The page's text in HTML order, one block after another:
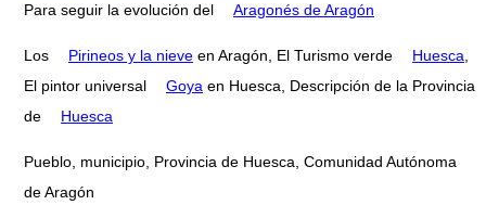
Para seguir la evolución del
Aragonés de Aragón
Los Pirineos y la nieve en Aragón, El Turismo verde Huesca,
El pintor universal
Goya en Huesca, Descripción de la Provincia
de
Huesca
Pueblo, municipio, Provincia de Huesca, Comunidad Autónoma
de Aragón